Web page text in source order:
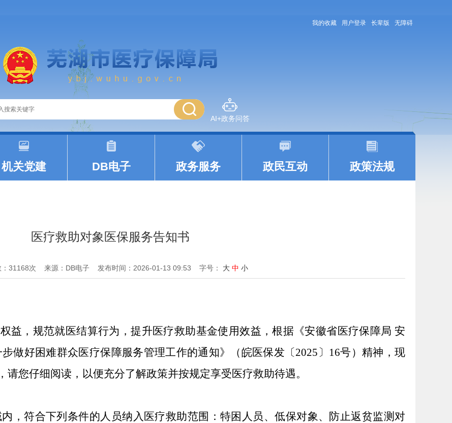
我的收藏 用户登录 长辈版 无障碍
AI+政务问答
机关党建 DB电子 政务服务 政民互动 政策法规
医疗救助对象医保服务告知书
31168次 来源：DB电子 发布时间：2026-01-13 09:53 字号： 大 中 小
益，规范就医结算行为，提升医疗救助基金使用效益，根据《安徽省医疗保障局 安
做好困难群众医疗保障服务管理工作的通知》（皖医保发〔2025〕16号）精神，现
您仔细阅读，以便充分了解政策并按规定享受医疗救助待遇。
，符合下列条件的人员纳入医疗救助范围：特困人员、低保对象、防止返贫监测对